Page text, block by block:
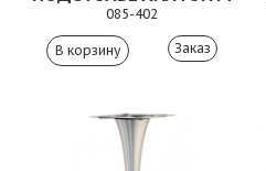
085-402
Заказ